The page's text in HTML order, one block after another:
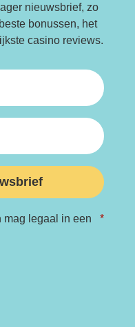
nieuwsbrief, zo
bonussen, het
casino reviews.
mag legaal in een
*